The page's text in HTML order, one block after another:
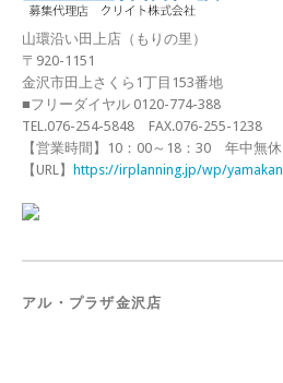
山環沿い田上店（もりの里）
〒920-1151
金沢市田上さくら1丁目153番地
■フリーダイヤル 0120-774-388
TEL.076-254-5848 FAX.076-255-1238
【営業時間】10：00～18：30 年中無休
【URL】 https://irplanning.jp/wp/yamakan
アル・プラザ金沢店